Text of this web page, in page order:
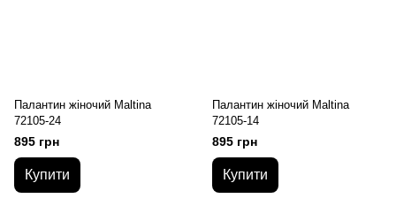
Палантин жіночий Maltina
72105-24
895 грн
Купити
Палантин жіночий Maltina
72105-14
895 грн
Купити